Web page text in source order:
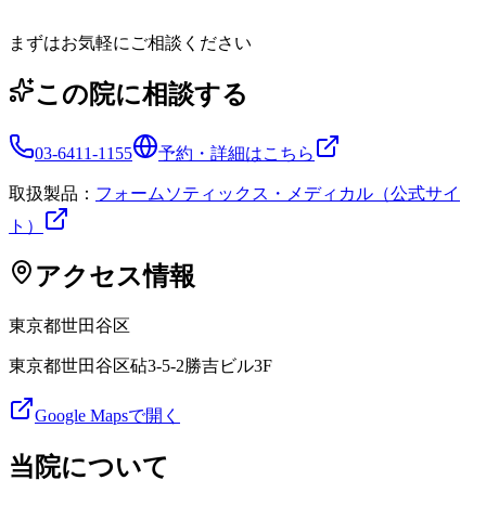
まずはお気軽にご相談ください
この院に相談する
03-6411-1155 予約・詳細はこちら
取扱製品： フォームソティックス・メディカル（公式サイ
ト）
アクセス情報
東京都世田谷区
東京都世田谷区砧3-5-2勝吉ビル3F
Google Mapsで開く
当院について